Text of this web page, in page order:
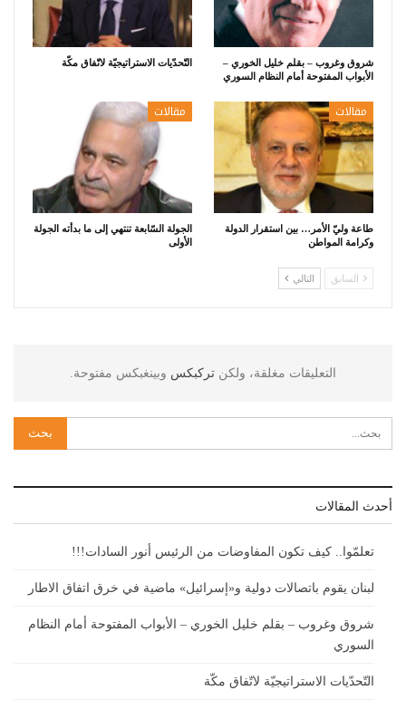
شروق وغروب – بقلم خليل الخوري –
الأبواب المفتوحة أمام النظام السوري
التّحدّيات الاستراتيجيّة لاتّفاق مكّة
مقالات
طاعة وليّ الأمر… بين استقرار الدولة
وكرامة المواطن
مقالات
الجولة السّابعة تنتهي إلى ما بدأته الجولة
الأولى
السابق التالي
التعليقات مغلقة، ولكن تركبكس وبينغبكس مفتوحة.
أحدث المقالات
تعلمّوا.. كيف تكون المفاوضات من الرئيس أنور السادات!!!
لبنان يقوم باتصالات دولية و«إسرائيل» ماضية في خرق اتفاق الاطار
شروق وغروب – بقلم خليل الخوري – الأبواب المفتوحة أمام النظام
السوري
التّحدّيات الاستراتيجيّة لاتّفاق مكّة